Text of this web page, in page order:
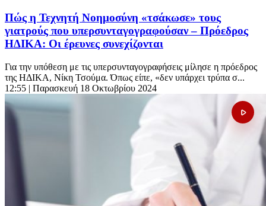
Πώς η Τεχνητή Νοημοσύνη «τσάκωσε» τους
γιατρούς που υπερσυνταγογραφούσαν – Πρόεδρος
ΗΔΙΚΑ: Οι έρευνες συνεχίζονται
Για την υπόθεση με τις υπερσυνταγογραφήσεις μίλησε η πρόεδρος
της ΗΔΙΚΑ, Νίκη Τσούμα. Όπως είπε, «δεν υπάρχει τρύπα σ...
12:55 | Παρασκευή 18 Οκτωβρίου 2024